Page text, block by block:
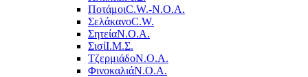
ΠοτάμοιC.W.-Ν.Ο.Α.
ΣελάκανοC.W.
ΣητείαΝ.Ο.Α.
ΣισίΙ.Μ.Σ.
ΤζερμιάδοΝ.Ο.Α.
ΦινοκαλιάΝ.Ο.Α.